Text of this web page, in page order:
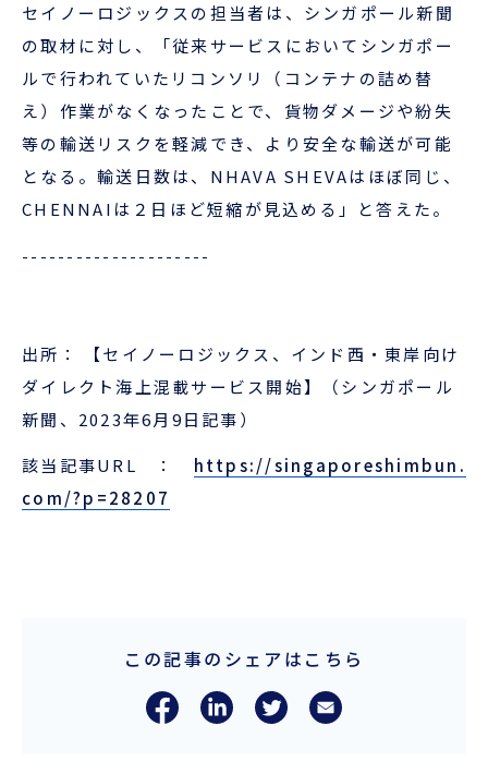
セイノーロジックスの担当者は、シンガポール新聞
の取材に対し、「従来サービスにおいてシンガポー
ルで行われていたリコンソリ（コンテナの詰め替
え）作業がなくなったことで、貨物ダメージや紛失
等の輸送リスクを軽減でき、より安全な輸送が可能
となる。輸送日数は、NHAVA SHEVAはほぼ同じ、
CHENNAIは２日ほど短縮が見込める」と答えた。
---------------------
出所： 【セイノーロジックス、インド西・東岸向け
ダイレクト海上混載サービス開始】（シンガポール
新聞、2023年6月9日記事）
該当記事URL ： https://singaporeshimbun.
com/?p=28207
この記事のシェアはこちら